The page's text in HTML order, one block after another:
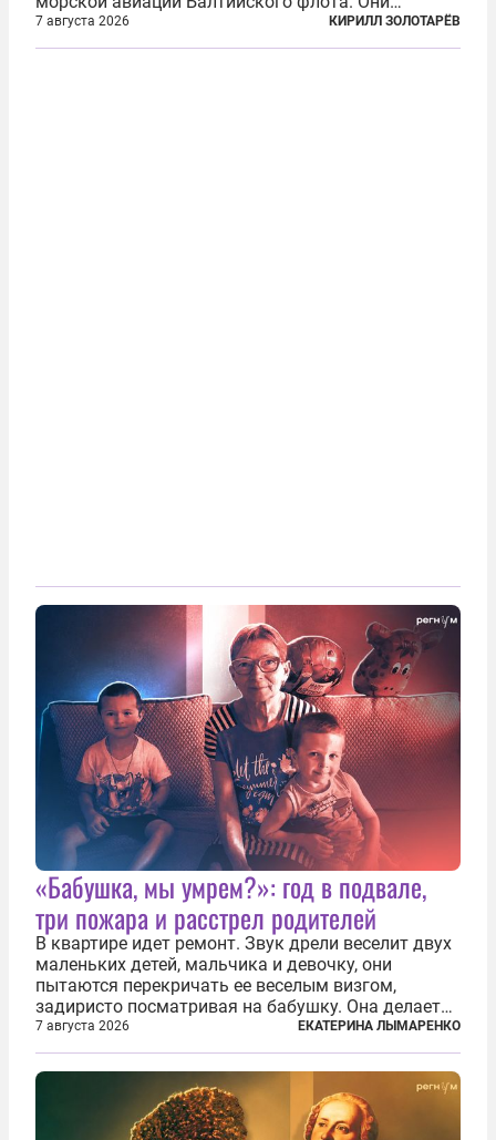
сбросили бомбы на город, который в тот момент
жил в полной уверенности, что война идет где-то
7 августа 2026 КИРИЛЛ ЗОЛОТАРЁВ
«Бабушка, мы умрем?»: год в подвале,
три пожара и расстрел родителей
В квартире идет ремонт. Звук дрели веселит двух
маленьких детей, мальчика и девочку, они
пытаются перекричать ее веселым визгом,
задиристо посматривая на бабушку. Она делает
им замечание, но внуки чувствуют, что она
сердится невсерьез. И это правда: дрель, конечно,
сверлит противно, но всё...
7 августа 2026 ЕКАТЕРИНА ЛЫМАРЕНКО